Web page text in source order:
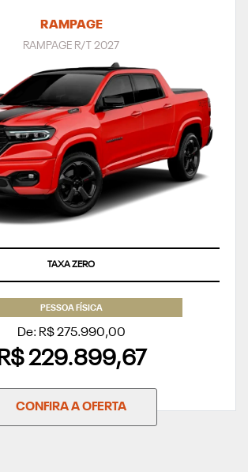
RAMPAGE
RAMPAGE R/T 2027
TAXA ZERO
PESSOA FÍSICA
De: R$ 275.990,00
R$ 229.899,67
CONFIRA A OFERTA